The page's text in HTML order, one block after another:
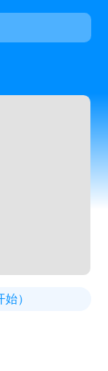
）